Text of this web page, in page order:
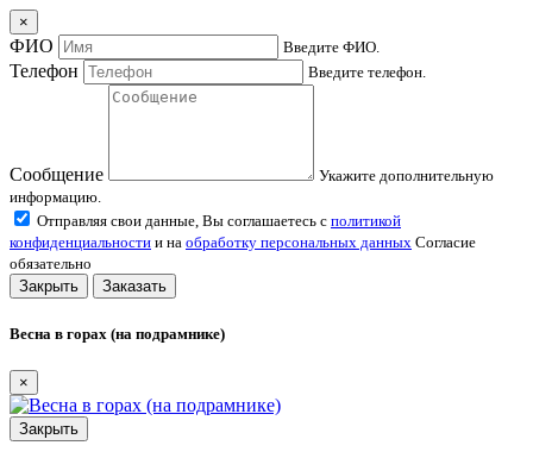
×
ФИО Введите ФИО.
Телефон Введите телефон.
Сообщение
Укажите дополнительную
информацию.
Отправляя свои данные, Вы соглашаетесь с политикой
конфиденциальности и на обработку персональных данных Согласие
обязательно
Закрыть
Заказать
Весна в горах (на подрамнике)
×
Закрыть